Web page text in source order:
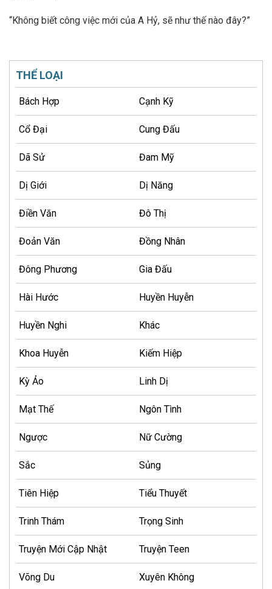
“Không biết công việc mới của A Hỷ, sẽ như thế nào đây?”
THỂ LOẠI
Bách Hợp Cạnh Kỹ
Cổ Đại Cung Đấu
Dã Sử Đam Mỹ
Dị Giới Dị Năng
Điền Văn Đô Thị
Đoản Văn Đồng Nhân
Đông Phương Gia Đấu
Hài Hước Huyền Huyễn
Huyền Nghi Khác
Khoa Huyễn Kiếm Hiệp
Kỳ Ảo Linh Dị
Mạt Thế Ngôn Tình
Ngược Nữ Cường
Sắc Sủng
Tiên Hiệp Tiểu Thuyết
Trinh Thám Trọng Sinh
Truyện Mới Cập Nhật Truyện Teen
Võng Du Xuyên Không